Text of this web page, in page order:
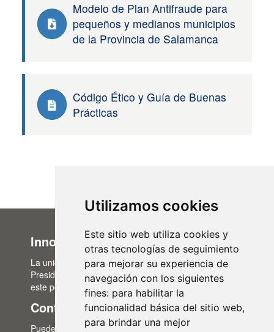
Utilizamos cookies
Este sitio web utiliza cookies y
otras tecnologías de seguimiento
para mejorar su experiencia de
navegación con los siguientes
fines: para habilitar la
funcionalidad básica del sitio web,
para brindar una mejor
Modelo de Plan Antifraude para
pequeños y medianos municipios
de la Provincia de Salamanca
Código Ético y Guía de Buenas
Prácticas
Innovación Administrativa
La unidad de Innovación Administrativa, del Área de
Presidencia, es la encargada de la actualización de
este portal de transparencia.
Contacto
Puedes contactar con nosotros a través del correo: